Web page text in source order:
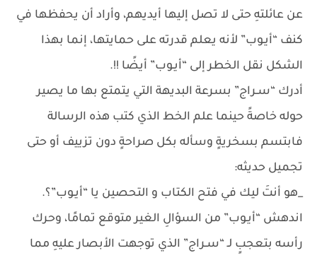
عن عائلتهِ حتى لا تصل إليها أيديهم، وأراد أن يحفظها في
كنف “أيـوب” لأنه يعلم قدرته على حمايتها، إنما بهذا
الشكل نقل الخطر إلى “أيـوب” أيضًا !!.
أدرك “سـراج” بسرعة البديهة التي يتمتع بها ما يصير
حوله خاصةً حينما علم الخط الذي كتب هذه الرسالة
فابتسم بسخريةٍ وسأله بكل صراحةٍ دون تزييف أو حتى
تجميل حديثه:
_هو أنتَ ليك في فتح الكتاب و التحصين يا “أيـوب”؟.
اندهش “أيـوب” من السؤالِ الغير متوقع تمامًا، وحرك
رأسه بتعجبٍ لـ “سـراج” الذي توجهت الأبصار عليهِ مما